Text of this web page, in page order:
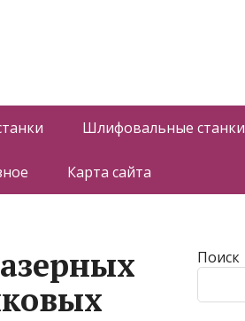
Шлифовальные станки
Карта сайта
Поиск